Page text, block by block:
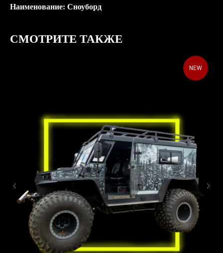
Наименование: Сноуборд
СМОТРИТЕ ТАКЖЕ
NEW